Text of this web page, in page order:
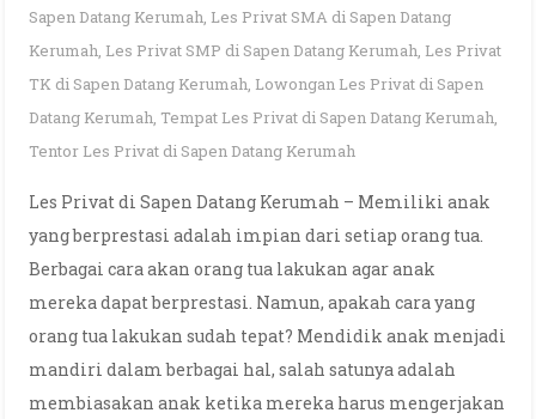
Sapen Datang Kerumah, Les Privat SMA di Sapen Datang
Kerumah, Les Privat SMP di Sapen Datang Kerumah, Les Privat
TK di Sapen Datang Kerumah, Lowongan Les Privat di Sapen
Datang Kerumah, Tempat Les Privat di Sapen Datang Kerumah,
Tentor Les Privat di Sapen Datang Kerumah
Les Privat di Sapen Datang Kerumah – Memiliki anak
yang berprestasi adalah impian dari setiap orang tua.
Berbagai cara akan orang tua lakukan agar anak
mereka dapat berprestasi. Namun, apakah cara yang
orang tua lakukan sudah tepat? Mendidik anak menjadi
mandiri dalam berbagai hal, salah satunya adalah
membiasakan anak ketika mereka harus mengerjakan